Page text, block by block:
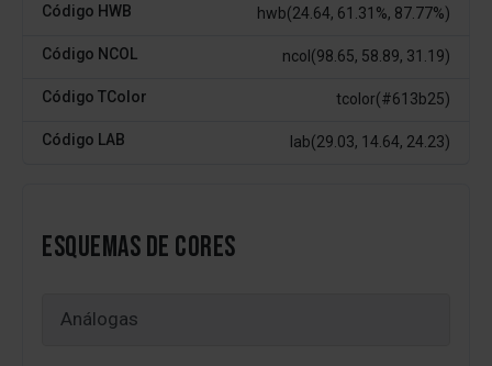
Código HWB hwb(24.64, 61.31%, 87.77%)
Código NCOL ncol(98.65, 58.89, 31.19)
Código TColor tcolor(#613b25)
Código LAB lab(29.03, 14.64, 24.23)
ESQUEMAS DE CORES